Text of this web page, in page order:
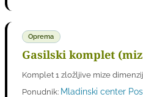
Oprema
Gasilski komplet
Komplet 1 zložljive mize
Ponudnik: Mladinski center